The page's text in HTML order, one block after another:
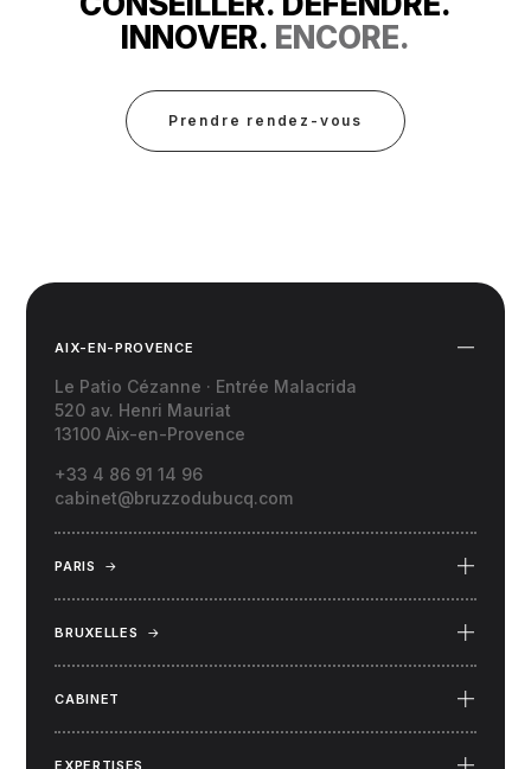
INNOVER. ENCORE.
Prendre rendez-vous
AIX-EN-PROVENCE
Le Patio Cézanne · Entrée Malacrida
520 av. Henri Mauriat
13100 Aix-en-Provence
+33 4 86 91 14 96
cabinet@bruzzodubucq.com
PARIS →
BRUXELLES →
CABINET
EXPERTISES